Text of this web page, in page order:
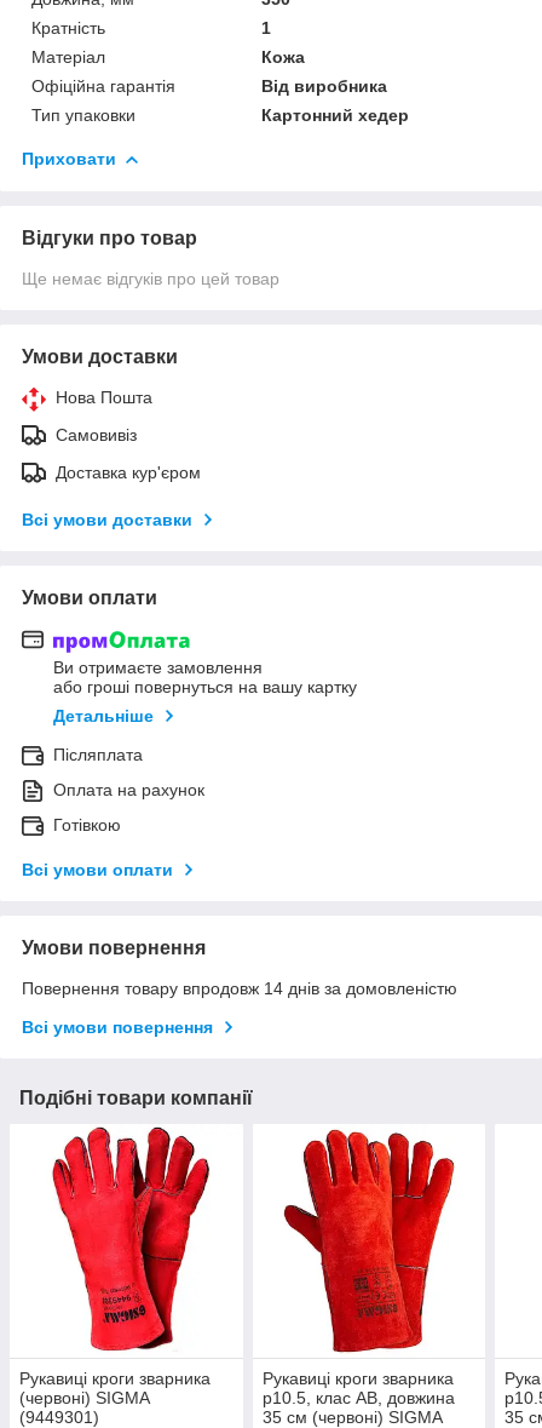
Кратність
1
Матеріал
Кожа
Офіційна гарантія
Від виробника
Тип упаковки
Картонний хедер
Приховати
Відгуки про товар
Ще немає відгуків про цей товар
Умови доставки
Нова Пошта
Самовивіз
Доставка кур'єром
Всі умови доставки
Умови оплати
Ви отримаєте замовлення
або гроші повернуться на вашу картку
Детальніше
Післяплата
Оплата на рахунок
Готівкою
Всі умови оплати
Умови повернення
Повернення товару впродовж 14 днів за домовленістю
Всі умови повернення
Подібні товари компанії
Рукавиці кроги зварника
(червоні) SIGMA
(9449301)
Рукавиці кроги зварника
р10.5, клас АВ, довжина
35 см (червоні) SIGMA
35